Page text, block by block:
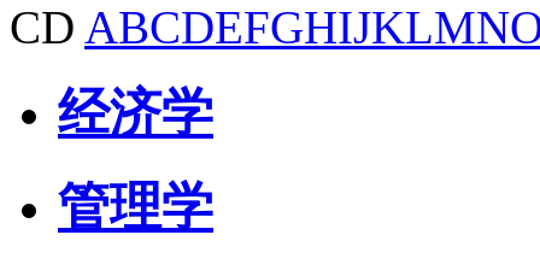
CD ABCDEFGHIJKLMN
经济学
管理学